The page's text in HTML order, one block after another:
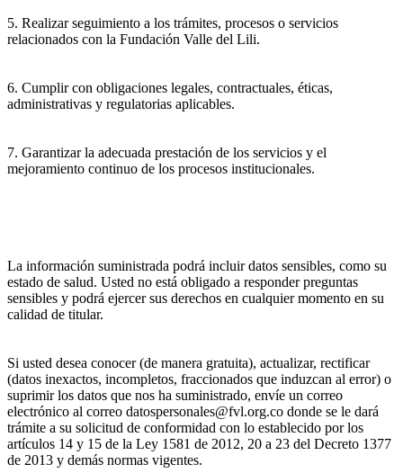
5. Realizar seguimiento a los trámites, procesos o servicios
relacionados con la Fundación Valle del Lili.
6. Cumplir con obligaciones legales, contractuales, éticas,
administrativas y regulatorias aplicables.
7. Garantizar la adecuada prestación de los servicios y el
mejoramiento continuo de los procesos institucionales.
La información suministrada podrá incluir datos sensibles, como su
estado de salud. Usted no está obligado a responder preguntas
sensibles y podrá ejercer sus derechos en cualquier momento en su
calidad de titular.
Si usted desea conocer (de manera gratuita), actualizar, rectificar
(datos inexactos, incompletos, fraccionados que induzcan al error) o
suprimir los datos que nos ha suministrado, envíe un correo
electrónico al correo datospersonales@fvl.org.co donde se le dará
trámite a su solicitud de conformidad con lo establecido por los
artículos 14 y 15 de la Ley 1581 de 2012, 20 a 23 del Decreto 1377
de 2013 y demás normas vigentes.